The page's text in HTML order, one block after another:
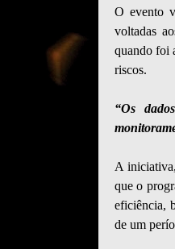
O evento
voltadas
quando foi
riscos.
“Os
A
que o
eficiência,
de um